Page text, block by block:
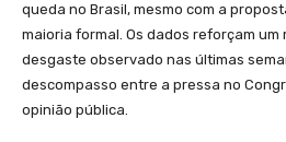
queda no Brasil, mesmo com a
maioria formal. Os dados reforçam
desgaste observado nas últimas
descompasso entre a pressa no
opinião pública.